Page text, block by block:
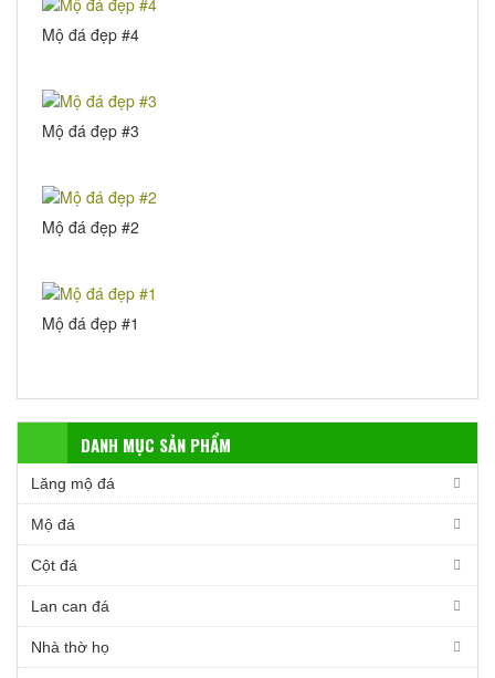
Mộ đá đẹp #4
Mộ đá đẹp #3
Mộ đá đẹp #2
Mộ đá đẹp #1
DANH MỤC SẢN PHẨM
Lăng mộ đá
Mộ đá
Cột đá
Lan can đá
Nhà thờ họ